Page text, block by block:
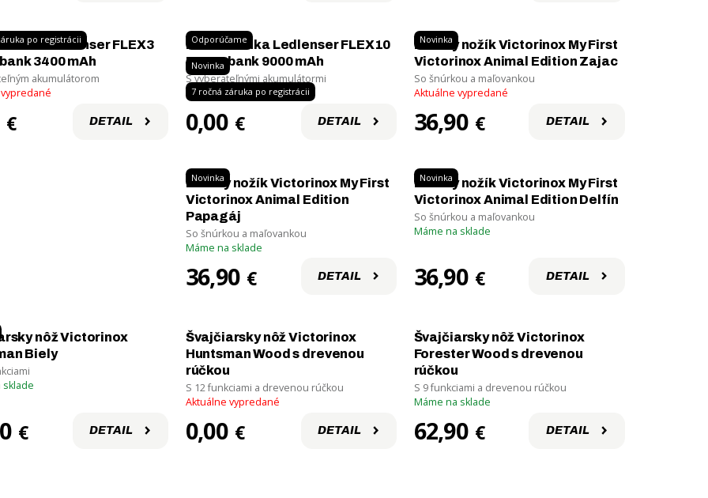
Ledlenser FLEX3
3400 mAh
akumulátorom
€ DETAIL
po registrácii
Power banka Ledlenser FLEX10
Powerbank 9000 mAh
S vyberateľnými akumulátormi
Aktuálne vypredané
0,00 € DETAIL
Odporúčame
Novinka
7 ročná záruka po registrácii
Detský nožík Victorinox My First
Victorinox Animal Edition Zajac
So šnúrkou a maľovankou
Aktuálne vypredané
36,90 € DETAIL
Novinka
Detský nožík Victorinox My First
Victorinox Animal Edition
Papagáj
So šnúrkou a maľovankou
Máme na sklade
36,90 € DETAIL
Novinka
Detský nožík Victorinox My First
Victorinox Animal Edition Delfín
So šnúrkou a maľovankou
Máme na sklade
36,90 € DETAIL
Novinka
nôž Victorinox
Biely
sklade
€ DETAIL
Švajčiarsky nôž Victorinox
Huntsman Wood s drevenou
rúčkou
S 12 funkciami a drevenou rúčkou
Aktuálne vypredané
0,00 € DETAIL
Švajčiarsky nôž Victorinox
Forester Wood s drevenou
rúčkou
S 9 funkciami a drevenou rúčkou
Máme na sklade
62,90 € DETAIL